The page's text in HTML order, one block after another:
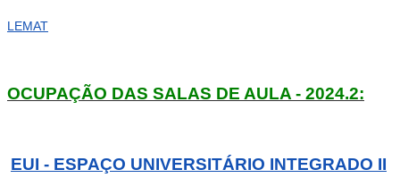
LEMAT
OCUPAÇÃO DAS SALAS DE AULA - 2024.2:
EUI - ESPAÇO UNIVERSITÁRIO INTEGRADO II